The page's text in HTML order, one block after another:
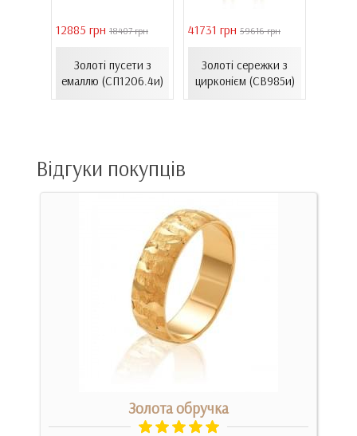
12885 грн 18407 грн
Золоті пусети з
емаллю (СП1206.4и)
41731 грн 59616 грн
Золоті сережки з
цирконієм (СВ985и)
Відгуки покупців
Золота обручка